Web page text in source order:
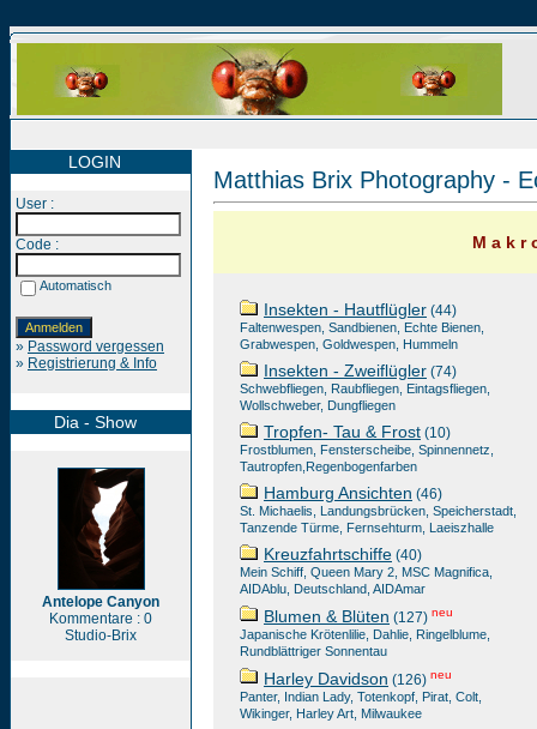
LOGIN
User :
Code :
Automatisch
» Password vergessen
» Registrierung & Info
Dia - Show
Antelope Canyon
Kommentare : 0
Studio-Brix
Matthias Brix Photography -
M a k r
Insekten - Hautflügler (44)
Faltenwespen, Sandbienen, Echte Bienen,
Grabwespen, Goldwespen, Hummeln
Insekten - Zweiflügler (74)
Schwebfliegen, Raubfliegen, Eintagsfliegen,
Wollschweber, Dungfliegen
Tropfen- Tau & Frost (10)
Frostblumen, Fensterscheibe, Spinnennetz,
Tautropfen,Regenbogenfarben
Hamburg Ansichten (46)
St. Michaelis, Landungsbrücken, Speicherstadt,
Tanzende Türme, Fernsehturm, Laeiszhalle
Kreuzfahrtschiffe (40)
Mein Schiff, Queen Mary 2, MSC Magnifica,
AIDAblu, Deutschland, AIDAmar
Blumen & Blüten (127) neu
Japanische Krötenlilie, Dahlie, Ringelblume,
Rundblättriger Sonnentau
Harley Davidson (126) neu
Panter, Indian Lady, Totenkopf, Pirat, Colt,
Wikinger, Harley Art, Milwaukee